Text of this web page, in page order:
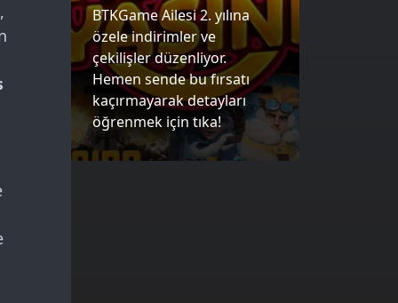
BTKGame Ailesi 2. yılına
özele indirimler ve
çekilişler düzenliyor.
Hemen sende bu fırsatı
kaçırmayarak detayları
öğrenmek için tıka!